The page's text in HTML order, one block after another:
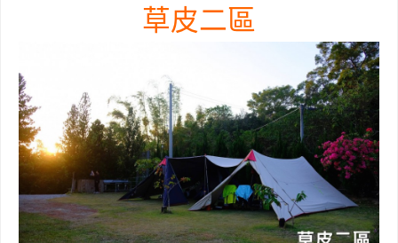
草皮二區